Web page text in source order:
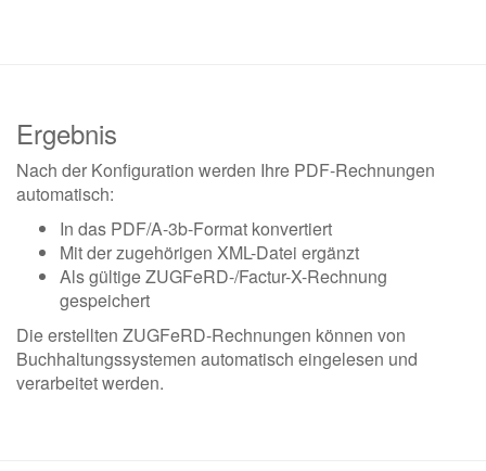
Ergebnis
Nach der Konfiguration werden Ihre PDF-Rechnungen
automatisch:
In das PDF/A-3b-Format konvertiert
Mit der zugehörigen XML-Datei ergänzt
Als gültige ZUGFeRD-/Factur-X-Rechnung
gespeichert
Die erstellten ZUGFeRD-Rechnungen können von
Buchhaltungssystemen automatisch eingelesen und
verarbeitet werden.